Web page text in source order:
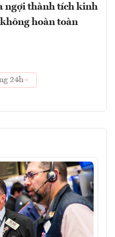
ngợi thành tích kinh
hoàn toàn
24h